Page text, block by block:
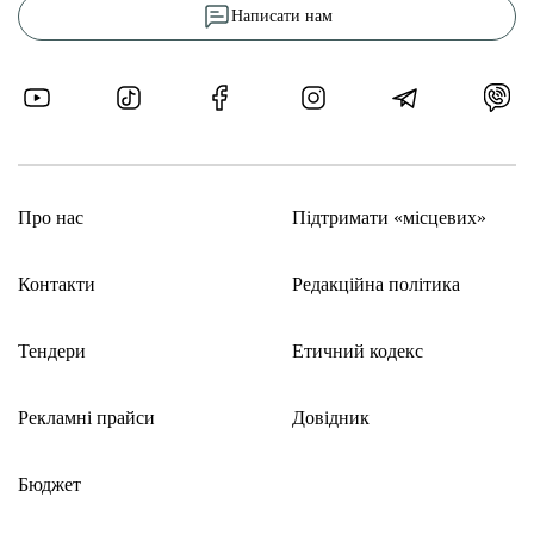
Написати нам
Про нас
Контакти
Тендери
Рекламні прайси
Бюджет
Підтримати «місцевих»
Редакційна політика
Етичний кодекс
Довідник